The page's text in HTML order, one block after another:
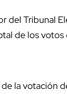
del Tribunal
de los votos
la votación